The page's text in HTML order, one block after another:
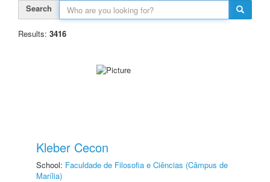
Search
Results: 3416
Kleber Cecon
School: Faculdade de Filosofia e Ciências (Câmpus de
Marília)